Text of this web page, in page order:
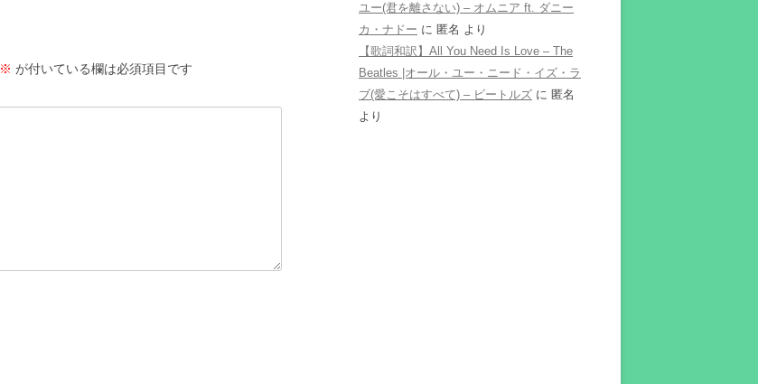
※ が付いている欄は必須項目です
ユー(君を離さない) – オムニア ft. ダニー
カ・ナドー に 匿名 より
【歌詞和訳】All You Need Is Love – The
Beatles |オール・ユー・ニード・イズ・ラ
ブ(愛こそはすべて) – ビートルズ に 匿名
より